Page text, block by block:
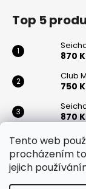
Tento web
procházením
jejich
D
o
p
o
r
u
Top 5
870
Club
750
870
Club
870